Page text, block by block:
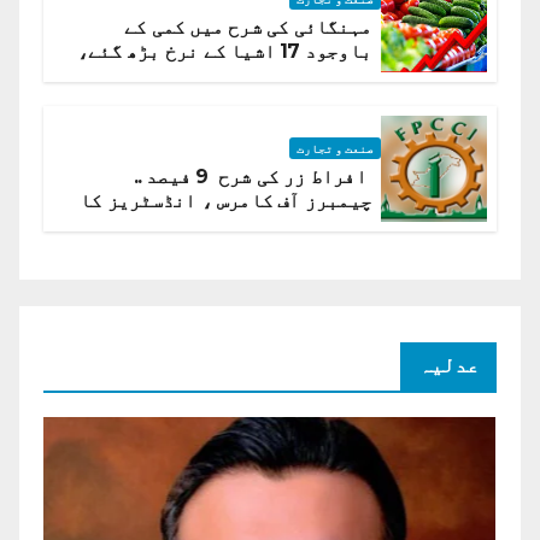
مہنگائی کی شرح میں کمی کے
باوجود 17 اشیا کے نرخ بڑھ گئے،
صنعت و تجارت
افراط زر کی شرح 9 فیصد ..
چیمبرز آف کامرس ، انڈسٹریز کا
عدلیہ